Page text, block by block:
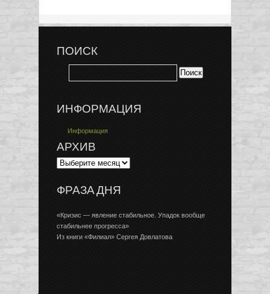
ПОИСК
ИНФОРМАЦИЯ
Информация
АРХИВ
ФРАЗА ДНЯ
«Кризис — явление стабильное. Упадок вообще
стабильнее прогресса»
Из книги «Филиал» Сергея Довлатова